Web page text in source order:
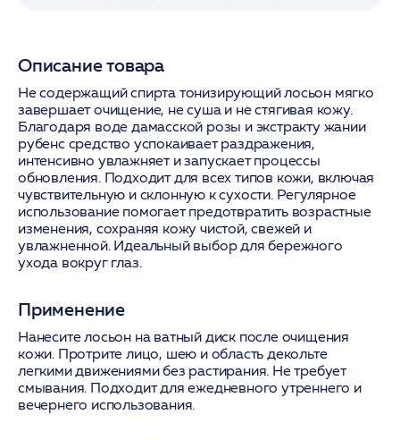
Описание товара
Не содержащий спирта тонизирующий лосьон мягко
завершает очищение, не суша и не стягивая кожу.
Благодаря воде дамасской розы и экстракту жании
рубенс средство успокаивает раздражения,
интенсивно увлажняет и запускает процессы
обновления. Подходит для всех типов кожи, включая
чувствительную и склонную к сухости. Регулярное
использование помогает предотвратить возрастные
изменения, сохраняя кожу чистой, свежей и
увлажненной. Идеальный выбор для бережного
ухода вокруг глаз.
Применение
Нанесите лосьон на ватный диск после очищения
кожи. Протрите лицо, шею и область декольте
легкими движениями без растирания. Не требует
смывания. Подходит для ежедневного утреннего и
вечернего использования.